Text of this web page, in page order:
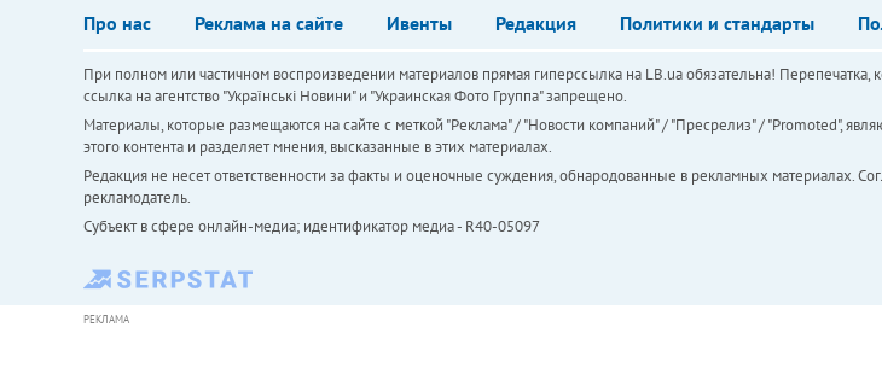
Про нас Реклама на сайте Ивенты Редакция Политики и стандарты
При полном или частичном воспроизведении материалов прямая гиперссылка на LB.ua обязательна!
ссылка на агентство "Українськi Новини" и "Украинская Фото Группа" запрещено.
Материалы, которые размещаются на сайте с меткой "Реклама" / "Новости компаний" / "Пресрелиз" / "Promoted",
этого контента и разделяет мнения, высказанные в этих материалах.
Редакция не несет ответственности за факты и оценочные суждения, обнародованные в рекламных материалах.
рекламодатель.
Субъект в сфере онлайн-медиа; идентификатор медиа - R40-05097
РЕКЛАМА